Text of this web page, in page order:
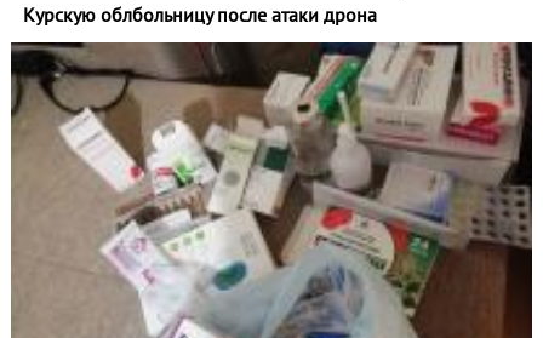
Курскую облбольницу после атаки дрона